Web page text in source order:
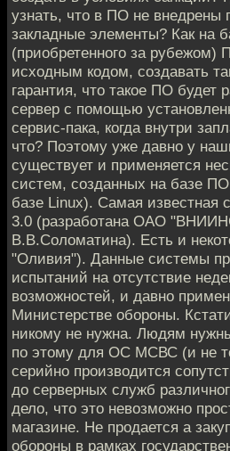
узнать, что в ПО не внедрены
закладные элементы? Как на
(приобретенного за рубежом)
исходным кодом, создавать
гарантия, что такое ПО будет
сервер с помощью
сервис-пака, когда внутри
что? Поэтому уже давно у
существует и применяется
систем, созданных на базе
базе Linux). Самая
3.0 (разработана ОАО
В.В.Соломатина). Есть и
"Оливия"). Данные системы
испытаний на отсутствие
возможностей, и давно
Министерстве обороны.
никому не нужна. Людям
по этому для ОС МСВС (и не
серийно производится
до серверных служб
дело, что это невозможно
магазине. Не продается а
обороны в рамках